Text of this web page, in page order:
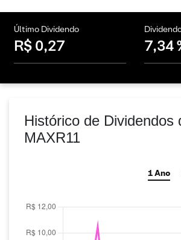
Último Dividendo
R$ 0,27 7,34
Histórico de Dividendos
MAXR11
1 Ano